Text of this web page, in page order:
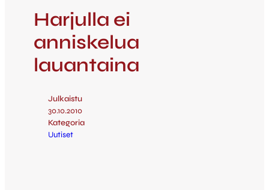
Harjulla ei
anniskelua
lauantaina
Julkaistu
30.10.2010
Kategoria
Uutiset